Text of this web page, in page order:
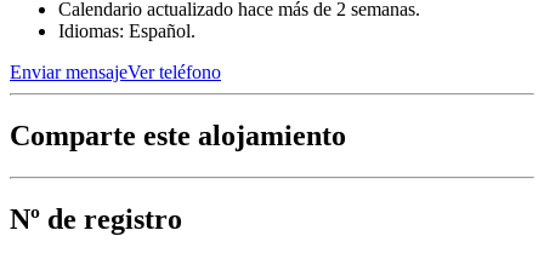
Calendario actualizado hace más de 2 semanas.
Idiomas: Español.
Enviar mensajeVer teléfono
Comparte este alojamiento
Nº de registro